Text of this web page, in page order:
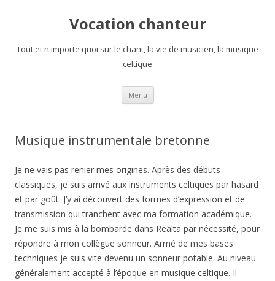
Vocation chanteur
Tout et n'importe quoi sur le chant, la vie de musicien, la musique
celtique
Menu Aller
contenu
Musique instrumentale bretonne
Je ne vais pas renier mes origines. Après des débuts
classiques, je suis arrivé aux instruments celtiques par hasard
et par goût. J’y ai découvert des formes d’expression et de
transmission qui tranchent avec ma formation académique.
Je me suis mis à la bombarde dans Realta par nécessité, pour
répondre à mon collègue sonneur. Armé de mes bases
techniques je suis vite devenu un sonneur potable. Au niveau
généralement accepté à l’époque en musique celtique. Il